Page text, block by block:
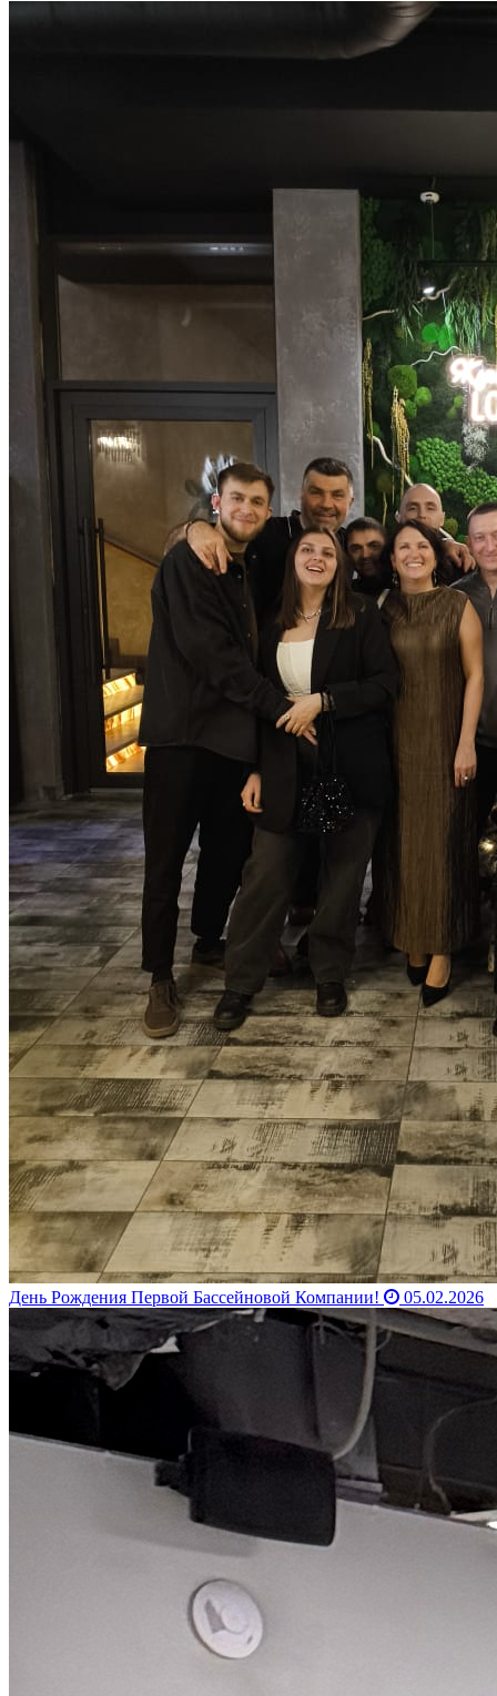
День Рождения Первой Бассейновой Компании! 05.02.2026